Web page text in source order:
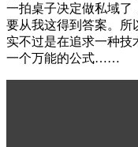
一拍桌子决定做私域了
要从我这得到答案。所
实不过是在追求一种技
一个万能的公式……